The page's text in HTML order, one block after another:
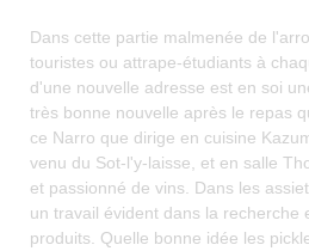
Dans cette partie malmenée de
touristes ou attrape-étudiants à
d'une nouvelle adresse est en soi
très bonne nouvelle après le repas
ce Narro que dirige en cuisine
venu du Sot-l'y-laisse, et en salle
et passionné de vins. Dans les
un travail évident dans la recherche
produits. Quelle bonne idée les